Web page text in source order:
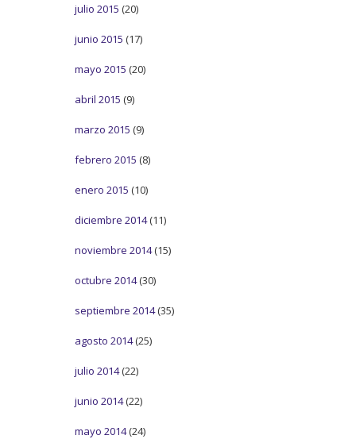
julio 2015 (20)
junio 2015 (17)
mayo 2015 (20)
abril 2015 (9)
marzo 2015 (9)
febrero 2015 (8)
enero 2015 (10)
diciembre 2014(11)
noviembre 2014(15)
octubre 2014(30)
septiembre 2014(35)
agosto 2014(25)
julio 2014(22)
junio 2014(22)
mayo 2014(24)